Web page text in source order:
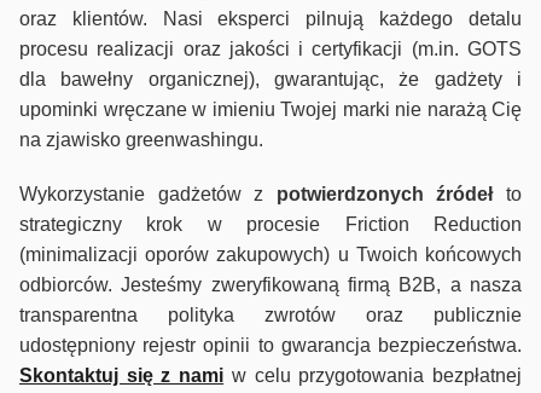
oraz klientów. Nasi eksperci pilnują każdego detalu
procesu realizacji oraz jakości i certyfikacji (m.in. GOTS
dla bawełny organicznej), gwarantując, że gadżety i
upominki wręczane w imieniu Twojej marki nie narażą Cię
na zjawisko greenwashingu.
Wykorzystanie gadżetów z potwierdzonych źródełto
strategiczny krok w procesie Friction Reduction
(minimalizacji oporów zakupowych) u Twoich końcowych
odbiorców. Jesteśmy zweryfikowaną firmą B2B, a nasza
transparentna polityka zwrotów oraz publicznie
udostępniony rejestr opinii to gwarancja bezpieczeństwa.
Skontaktuj się z nami w celu przygotowania bezpłatnej